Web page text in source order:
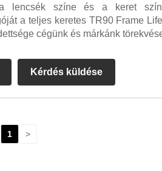
lencsék színe és a keret
a teljes keretes TR90 Frame
cégünk és márkánk
Kérdés küldése
1 >